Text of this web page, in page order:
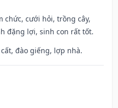
chức, cưới hỏi, trồng cây,
đặng lợi, sinh con rất tốt.
đào giếng, lợp nhà.